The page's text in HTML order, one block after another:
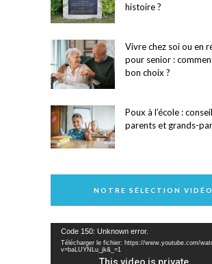
histoire ?
Vivre chez soi ou en
pour senior :
bon choix ?
Poux à l’école :
parents et grands-
NOTRE SÉLECTION VIDÉO
Lecteur
vidéo
Code 150: Unknown error.
Télécharger le fichier: https://www.youtube.com/
v=baLUYNLu_jk&_=1